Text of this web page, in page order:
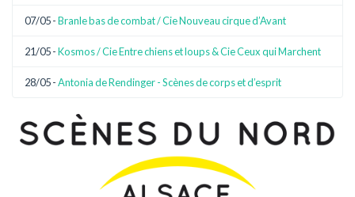
07/05 -Branle bas de combat / Cie Nouveau cirque d’Avant
21/05 -Kosmos / Cie Entre chiens et loups & Cie Ceux qui Marchent
28/05 -Antonia de Rendinger - Scènes de corps et d’esprit